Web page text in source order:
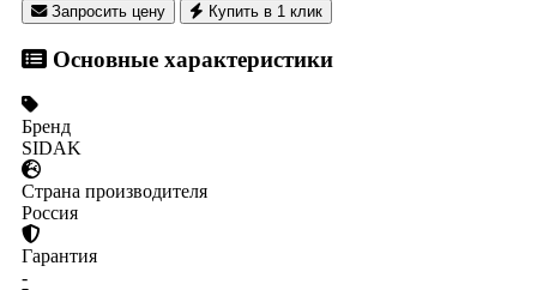
Запросить цену Купить в 1 клик
Основные характеристики
Бренд
SIDAK
Страна производителя
Россия
Гарантия
-